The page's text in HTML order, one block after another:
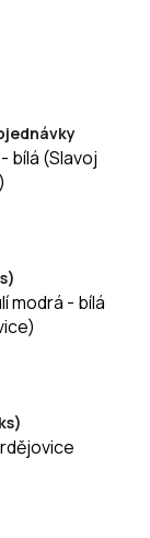
bílá (Slavoj
modrá - bílá